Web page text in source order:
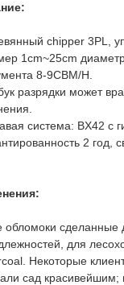
chipper 3PL,
1cm~25cm
8-9CBM/H.
разрядки может
система: BX42 с
2 год,
сделанные
для
Некоторые
сад красивейшим;